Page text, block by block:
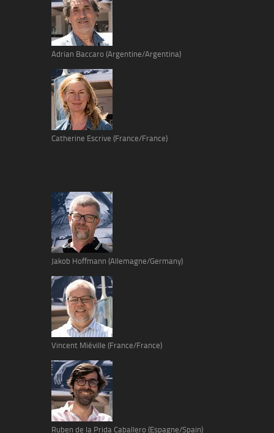
Adrian Baccaro (Argentine/Argentina)
Catherine Escrive (France/France)
Jakob Hoffmann (Allemagne/Germany)
Vincent Miéville (France/France)
Ruben de la Prida Caballero (Espagne/Spain)